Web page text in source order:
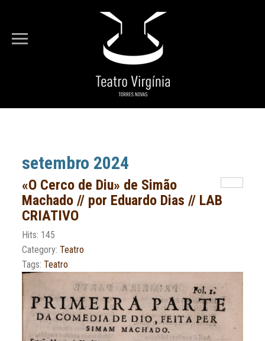
Arquivo
setembro 2024
«O Cerco de Diu» de Simão
Machado // por Eduardo Dias // LAB
CRIATIVO
Hits: 145
Category:Teatro
Tags:Teatro